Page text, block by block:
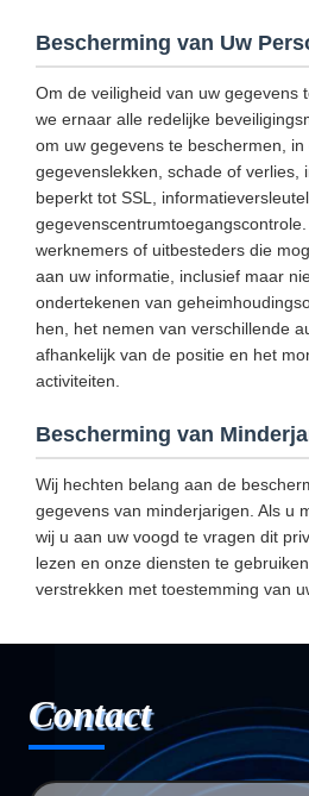
Bescherming van Uw
Om de veiligheid van uw gegevens
we ernaar alle redelijke
om uw gegevens te beschermen, in
gegevenslekken, schade of verlies,
beperkt tot SSL,
werknemers of uitbesteders die
aan uw informatie, inclusief maar
ondertekenen van
hen, het nemen van verschillende
afhankelijk van de positie en het
activiteiten.
Bescherming van
Wij hechten belang aan de
gegevens van minderjarigen. Als u
wij u aan uw voogd te vragen dit
lezen en onze diensten te
verstrekken met toestemming van
Contact